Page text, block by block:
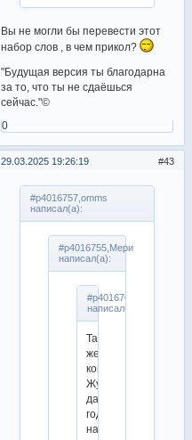
Вы не могли бы перевести этот
набор слов , в чем прикол?
"Будущая версия ты благодарна
за то, что ты не сдаёшься
сейчас."©
0
43
29.03.2025 19:26:19
#p4016757,omms
написал(а):
#p4016755,Мери
написал(а):
#p4016708,ice
написал(а):
Такой
же
комментарий
Жулин
давал
год
назад,